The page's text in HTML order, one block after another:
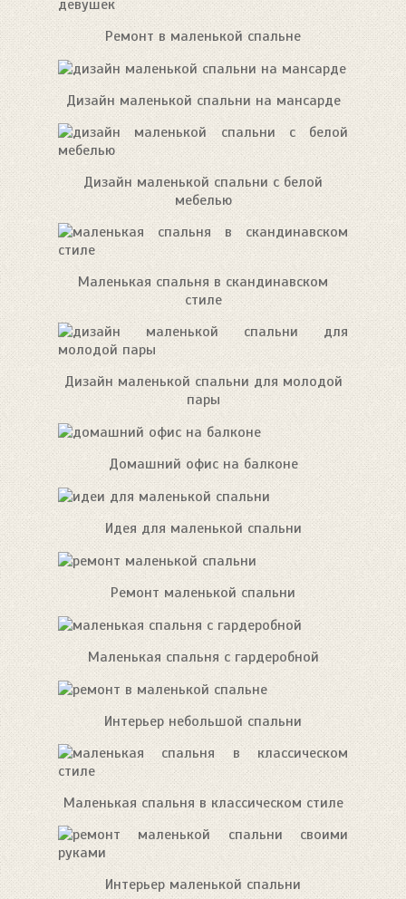
Ремонт в маленькой спальне
Дизайн маленькой спальни на мансарде
Дизайн маленькой спальни с белой
мебелью
Маленькая спальня в скандинавском
стиле
Дизайн маленькой спальни для молодой
пары
Домашний офис на балконе
Идея для маленькой спальни
Ремонт маленькой спальни
Маленькая спальня с гардеробной
Интерьер небольшой спальни
Маленькая спальня в классическом стиле
Интерьер маленькой спальни